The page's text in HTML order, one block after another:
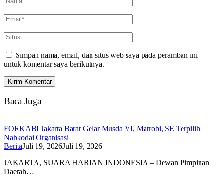
Simpan nama, email, dan situs web saya pada peramban ini
untuk komentar saya berikutnya.
Baca Juga
FORKABI Jakarta Barat Gelar Musda VI, Matrobi, SE Terpilih
Nahkodai Organisasi
BeritaJuli 19, 2026Juli 19, 2026
JAKARTA, SUARA HARIAN INDONESIA – Dewan Pimpinan
Daerah…